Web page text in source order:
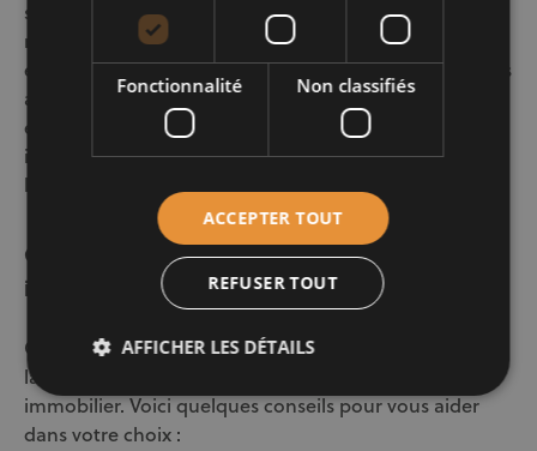
ses clients et une connaissance approfondie du
marché local. Leur équipe, forte d’une grande
expérience, propose une gamme complète de services
allant de la vente à l’achat, en passant par la location
et l’évaluation de biens. Grâce à leur réseau
international, ils offrent des opportunités uniques à
leurs clients, qu’ils soient acheteurs ou vendeurs.
Comment choisir la bonne agence
immobilière
Choisir la bonne agence immobilière peut faire toute
la différence dans la réussite de votre projet
immobilier. Voici quelques conseils pour vous aider
dans votre choix :
Fonctionnalité Non classifiés
ACCEPTER TOUT
REFUSER TOUT
AFFICHER LES DÉTAILS